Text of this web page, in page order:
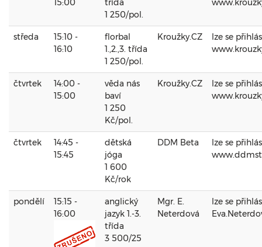
15:00
třída
1 250/pol.
středa
15:10 -
16:10
florbal
1.,2.,3. třída
1 250/pol.
Kroužky.CZ
lze se
čtvrtek
14:00 -
15:00
věda nás
baví
1 250
Kč/pol.
Kroužky.CZ
lze se
čtvrtek
14:45 -
15:45
dětská
jóga
1 600
Kč/rok
DDM Beta
lze se
pondělí
15:15 -
16:00
anglický
jazyk 1.-3.
třída
3 500/25
Mgr. E.
Neterdová
lze se